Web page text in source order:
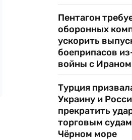
Пентагон
оборонных
ускорить
боеприпасов
войны с Ираном
Турция
Украину и
прекратить
торговым
Чёрном море